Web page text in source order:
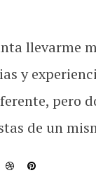
llevarme
y
pero
de un